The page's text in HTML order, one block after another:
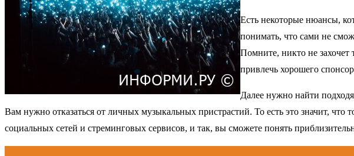
Есть некоторые нюансы,
понимать, что сами не
Помните, никто не захочет
привлечь хорошего
Далее нужно найти
Вам нужно отказаться от личных музыкальных пристрастий. То есть это значит,
социальных сетей и стреминговых сервисов, и так, вы сможете понять